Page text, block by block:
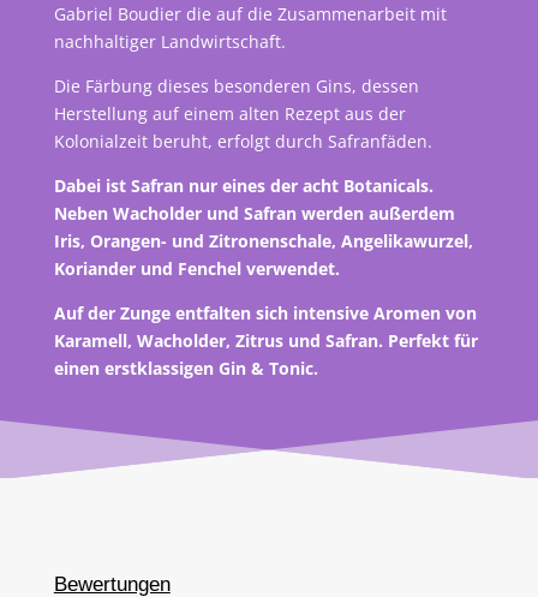
Gabriel Boudier die auf die Zusammenarbeit mit
nachhaltiger Landwirtschaft.
Die Färbung dieses besonderen Gins, dessen
Herstellung auf einem alten Rezept aus der
Kolonialzeit beruht, erfolgt durch Safranfäden.
Dabei ist Safran nur eines der acht Botanicals.
Neben Wacholder und Safran werden außerdem
Iris, Orangen- und Zitronenschale, Angelikawurzel,
Koriander und Fenchel verwendet.
Auf der Zunge entfalten sich intensive Aromen von
Karamell, Wacholder, Zitrus und Safran. Perfekt für
einen erstklassigen Gin & Tonic.
Bewertungen